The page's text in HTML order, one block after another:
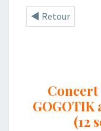
◄ Retour
Concert
GOGOTIK
(12